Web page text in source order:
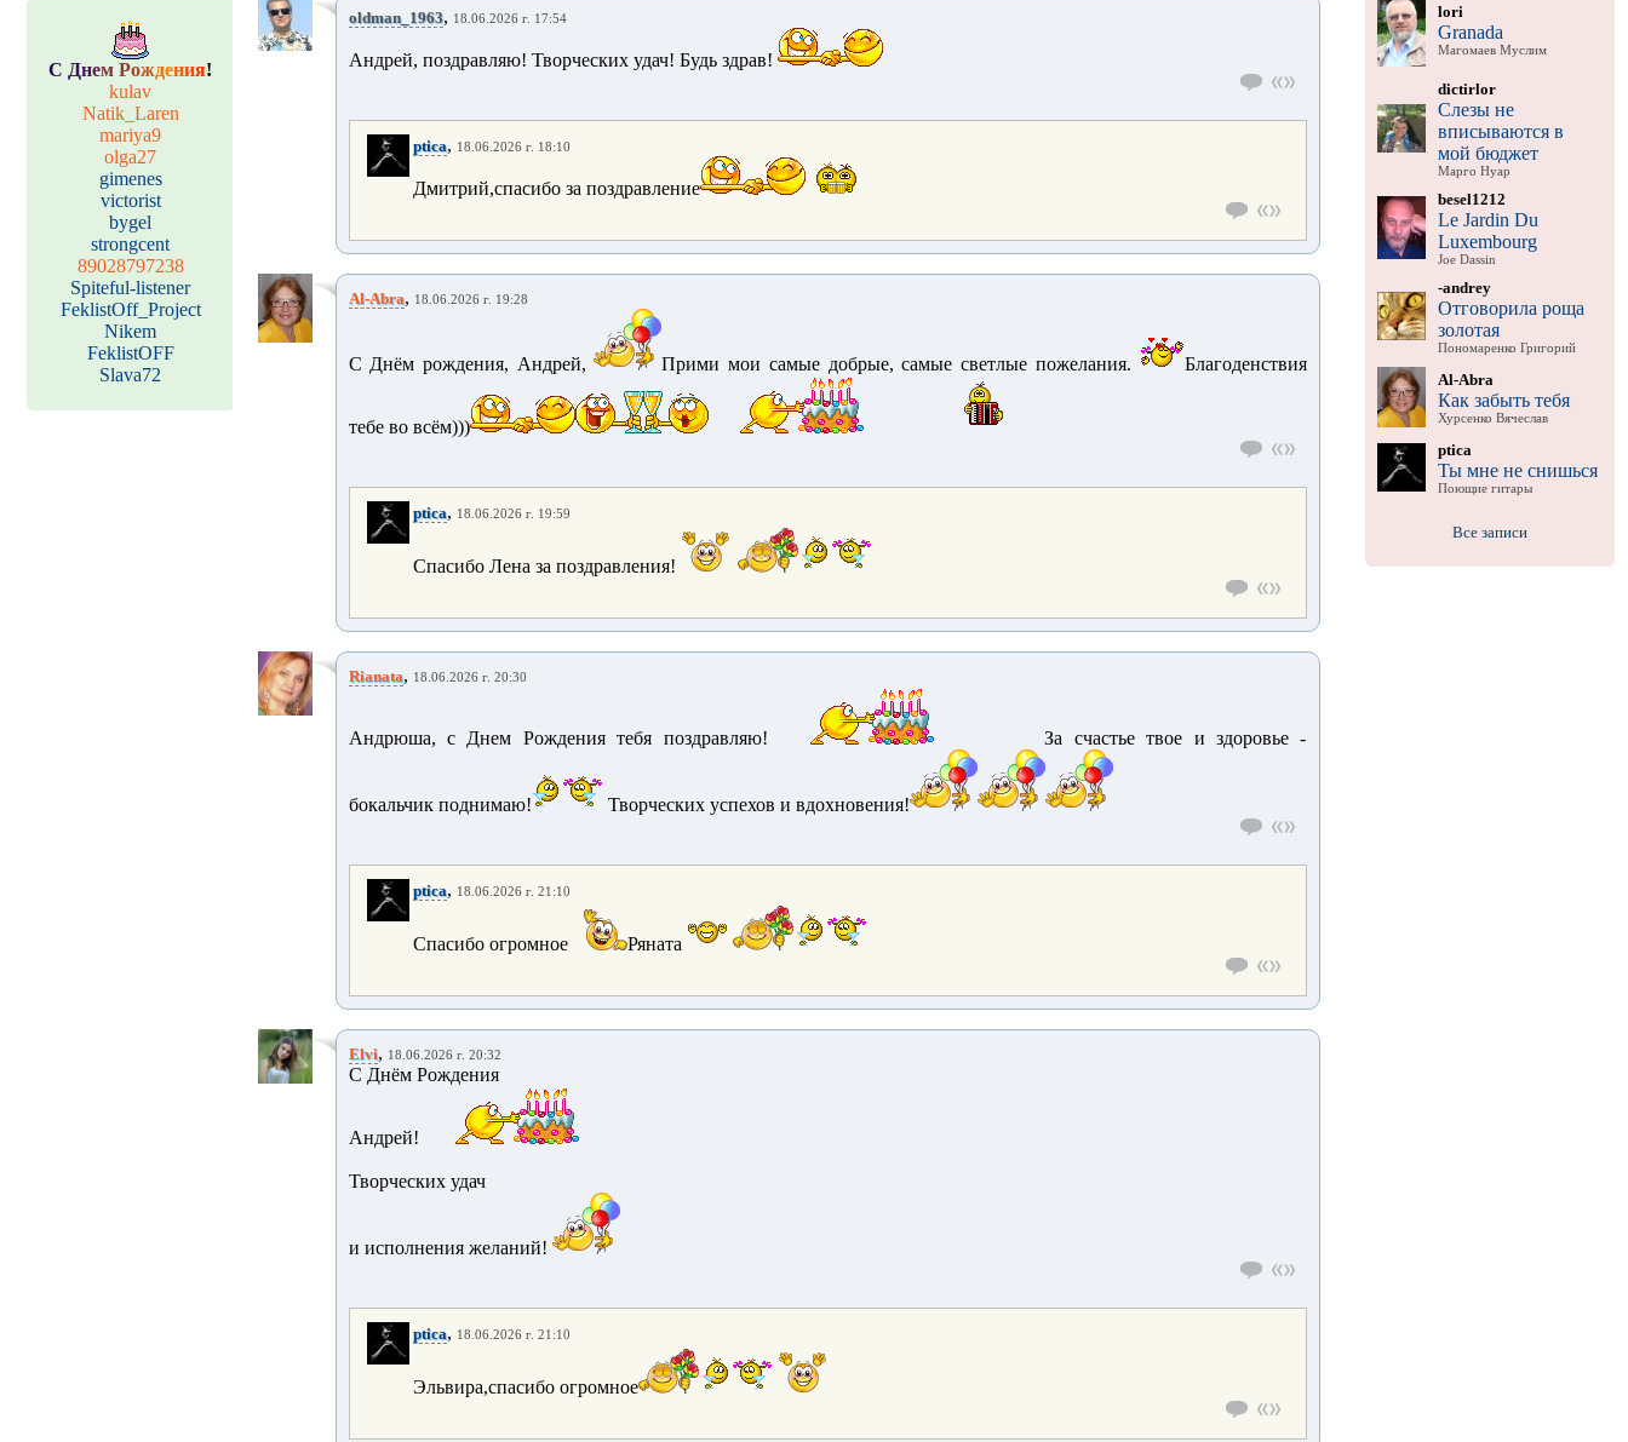
С Днем Рождения!
kulav
Natik_Laren
mariya9
olga27
gimenes
victorist
bygel
strongcent
89028797238
Spiteful-listener
FeklistOff_Project
Nikem
FeklistOFF
Slava72
oldman_1963, 18.06.2026 г. 17:54
Андрей, поздравляю! Творческих удач! Будь здрав!
ptica, 18.06.2026 г. 18:10
Дмитрий,спасибо за поздравление
Al-Abra, 18.06.2026 г. 19:28
С Днём рождения, Андрей, Прими мои самые добрые, самые светлые пожелания. Благоденствия
тебе во всём)))
ptica, 18.06.2026 г. 19:59
Спасибо Лена за поздравления!
Rianata, 18.06.2026 г. 20:30
Андрюша, с Днем Рождения тебя поздравляю! За счастье твое и здоровье -
бокальчик поднимаю! Творческих успехов и вдохновения!
ptica, 18.06.2026 г. 21:10
Спасибо огромное Ряната
Elvi, 18.06.2026 г. 20:32
С Днём Рождения
Андрей!
Творческих удач
и исполнения желаний!
ptica, 18.06.2026 г. 21:10
Эльвира,спасибо огромное
lori
Granada
Магомаев Муслим
dictirlor
Слезы не
вписываются в
мой бюджет
Марго Нуар
besel1212
Le Jardin Du
Luxembourg
Joe Dassin
-andrey
Отговорила роща
золотая
Пономаренко Григорий
Al-Abra
Как забыть тебя
Хурсенко Вячеслав
ptica
Ты мне не снишься
Поющие гитары
Все записи